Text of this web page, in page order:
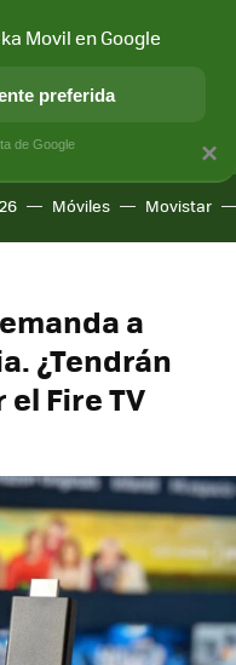
APLICACIONES
Móviles Movistar
a
¿Tendrán
Fire TV
×
Movil en Google
preferida
de Google